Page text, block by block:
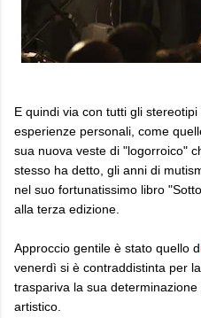
E quindi via con tutti gli
esperienze personali, come
sua nuova veste di "logorroico"
stesso ha detto, gli anni di
nel suo fortunatissimo libro
alla terza edizione.
Approccio gentile è stato quello
venerdì si è contraddistinta per
traspariva la sua
artistico.